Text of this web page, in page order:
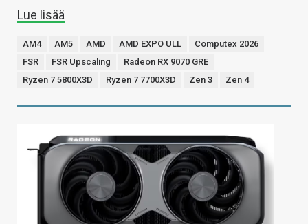
Lue lisää
AM4 AM5 AMD AMD EXPO ULL
Computex 2026
FSR
FSR Upscaling
Radeon RX 9070 GRE
Ryzen 7 5800X3D
Ryzen 7 7700X3D Zen 3 Zen 4